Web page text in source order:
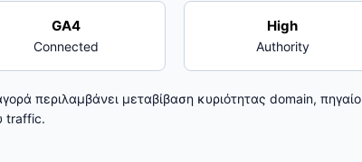
GA4
Connected
High
Authority
περιλαμβάνει μεταβίβαση κυριότητας domain, πηγαίο
traffic.